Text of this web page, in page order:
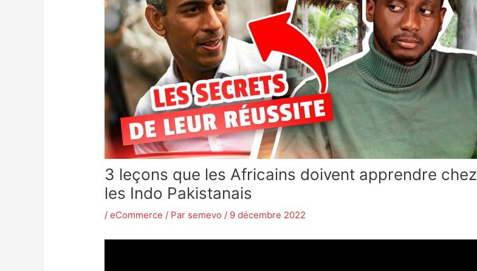
3 leçons que les Africains doivent apprendre chez
les Indo Pakistanais
/eCommerce / Par semevo / 9 décembre 2022